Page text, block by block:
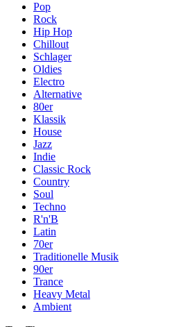
Pop
Rock
Hip Hop
Chillout
Schlager
Oldies
Electro
Alternative
80er
Klassik
House
Jazz
Indie
Classic Rock
Country
Soul
Techno
R'n'B
Latin
70er
Traditionelle Musik
90er
Trance
Heavy Metal
Ambient